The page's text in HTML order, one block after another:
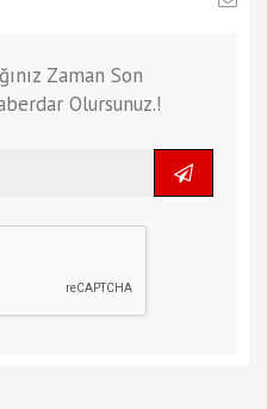
Zaman Son
Olursunuz.!